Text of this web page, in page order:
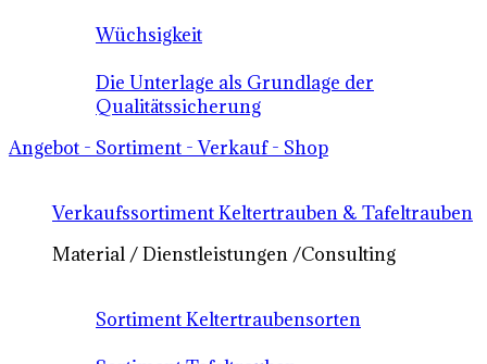
Wüchsigkeit
Die Unterlage als Grundlage der
Qualitätssicherung
Angebot - Sortiment - Verkauf - Shop
Verkaufssortiment Keltertrauben & Tafeltrauben
Material / Dienstleistungen /Consulting
Sortiment Keltertraubensorten